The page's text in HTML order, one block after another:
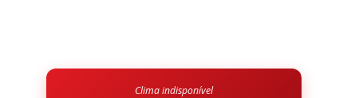
Clima indisponível